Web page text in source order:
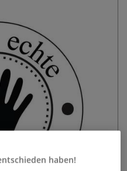
haben!